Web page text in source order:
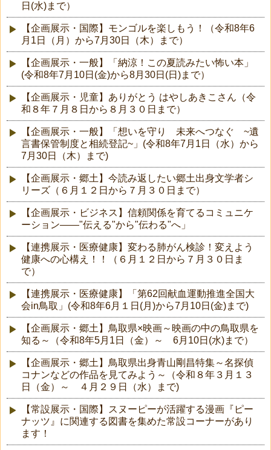
日(水)まで）
【企画展示・国際】モンゴルを楽しもう！（令和8年6
月1日（月）から7月30日（木）まで）
【企画展示・一般】「納涼！この夏読みたい怖い本」
(令和8年7月10日(金)から8月30日(日)まで）
【企画展示・児童】ありがとう はやしあきこさん（令
和８年７月８日から８月３０日まで）
【企画展示・一般】「想いを守り 未来へつなぐ ~遺
言書保管制度と相続登記~」(令和8年7月1日（水）から
7月30日（木）まで)
【企画展示・郷土】今読み返したい郷土出身文学者シ
リーズ（６月１２日から７月３０日まで）
【企画展示・ビジネス】信頼関係を育てるコミュニケ
ーション――"伝える"から"伝わる"へ」
【連携展示・医療健康】変わる肺がん検診！変えよう
健康への心構え！！（６月１２日から７月３０日ま
で）
【連携展示・医療健康】「第62回献血運動推進全国大
会in鳥取」(令和8年6月１日(月)から7月10日(金)まで)
【企画展示・郷土】鳥取県×映画～映画の中の鳥取県を
知る～（令和8年5月1日（金）～ 6月10日(水)まで）
【企画展示・郷土】鳥取県出身青山剛昌特集～名探偵
コナンなどの作品を見てみよう～（令和８年３月１３
日（金）～ ４月２９日（水）まで)
【常設展示・国際】スヌーピーが活躍する漫画『ピー
ナッツ』に関連する図書を集めた常設コーナーがあり
ます！